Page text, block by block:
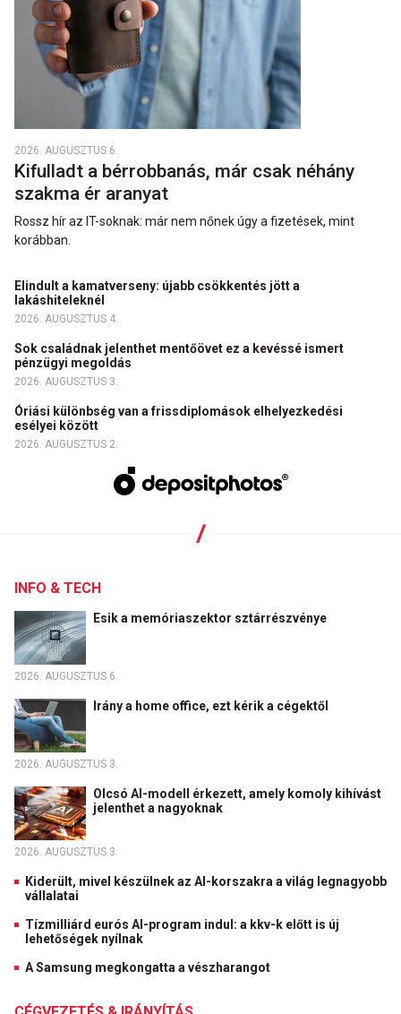
2026. AUGUSZTUS 6.
Kifulladt a bérrobbanás, már csak néhány
szakma ér aranyat
Rossz hír az IT-soknak: már nem nőnek úgy a fizetések, mint
korábban.
Elindult a kamatverseny: újabb csökkentés jött a
lakáshiteleknél
2026. AUGUSZTUS 4.
Sok családnak jelenthet mentőövet ez a kevéssé ismert
pénzügyi megoldás
2026. AUGUSZTUS 3.
Óriási különbség van a frissdiplomások elhelyezkedési
esélyei között
2026. AUGUSZTUS 2.
INFO & TECH
Esik a memóriaszektor sztárrészvénye
2026. AUGUSZTUS 6.
Irány a home office, ezt kérik a cégektől
2026. AUGUSZTUS 3.
Olcsó AI-modell érkezett, amely komoly kihívást
jelenthet a nagyoknak
2026. AUGUSZTUS 3.
Kiderült, mivel készülnek az AI-korszakra a világ legnagyobb
vállalatai
Tízmilliárd eurós AI-program indul: a kkv-k előtt is új
lehetőségek nyílnak
A Samsung megkongatta a vészharangot